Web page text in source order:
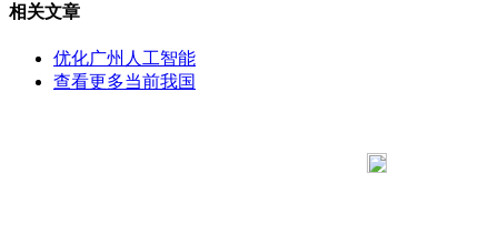
相关文章
优化广州人工智能
查看更多当前我国